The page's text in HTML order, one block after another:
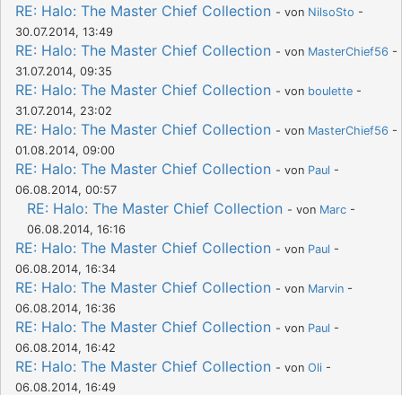
RE: Halo: The Master Chief Collection - von NilsoSto -
30.07.2014, 13:49
RE: Halo: The Master Chief Collection - von MasterChief56 -
31.07.2014, 09:35
RE: Halo: The Master Chief Collection - von boulette -
31.07.2014, 23:02
RE: Halo: The Master Chief Collection - von MasterChief56 -
01.08.2014, 09:00
RE: Halo: The Master Chief Collection - von Paul -
06.08.2014, 00:57
RE: Halo: The Master Chief Collection - von Marc -
06.08.2014, 16:16
RE: Halo: The Master Chief Collection - von Paul -
06.08.2014, 16:34
RE: Halo: The Master Chief Collection - von Marvin -
06.08.2014, 16:36
RE: Halo: The Master Chief Collection - von Paul -
06.08.2014, 16:42
RE: Halo: The Master Chief Collection - von Oli -
06.08.2014, 16:49